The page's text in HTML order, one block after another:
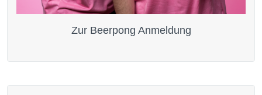
Zur Beerpong Anmeldung